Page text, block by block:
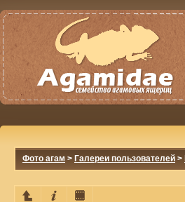
Фото агам > Галереи пользователей >